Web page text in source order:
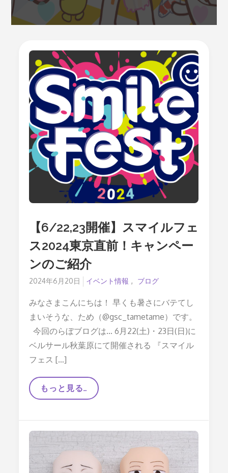
【6/22,23開催】スマイルフェ
ス2024東京直前！キャンペー
ンのご紹介
Posted
2024年6月20日 イベント情報 ブログ
みなさまこんにちは！ 早くも暑さにバテてし
まいそうな、ため（@gsc_tametame）です。
今回のらぼブログは… 6月22(土)・23日(日)に
ベルサール秋葉原にて開催される 『スマイル
フェス […]
【6/22,23
開
マ
イ
フ
ェ
ス
もっと見る…